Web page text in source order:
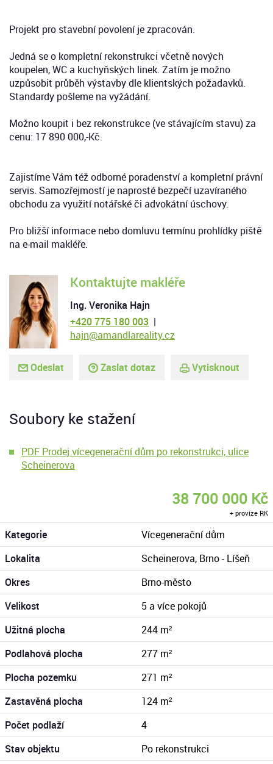
Projekt pro stavební povolení je zpracován.
Jedná se o kompletní rekonstrukci včetně nových
koupelen, WC a kuchyňských linek. Zatím je možno
uzpůsobit průběh výstavby dle klientských požadavků.
Standardy pošleme na vyžádání.
Možno koupit i bez rekonstrukce (ve stávajícím stavu) za
cenu: 17 890 000,-Kč.
Zajistíme Vám též odborné poradenství a kompletní právní
servis. Samozřejmostí je naprosté bezpečí uzavíraného
obchodu za využití notářské či advokátní úschovy.
Pro bližší informace nebo domluvu termínu prohlídky piště
na e-mail makléře.
Kontaktujte makléře
Ing. Veronika Hajn
+420 775 180 003 |
hajn@amandlareality.cz
Odeslat Zaslat dotaz Vytisknout
Soubory ke stažení
PDF Prodej vícegenerační dům po rekonstrukci, ulice
Scheinerova
38 700 000 Kč
+ provize RK
Kategorie
Vícegenerační dům
Lokalita
Scheinerova, Brno - Líšeň
Okres
Brno-město
Velikost
5 a více pokojů
Užitná plocha
244 m²
Podlahová plocha
277 m²
Plocha pozemku
271 m²
Zastavěná plocha
124 m²
Počet podlaží
4
Stav objektu
Po rekonstrukci